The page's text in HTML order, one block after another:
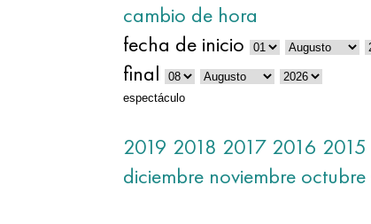
cambio de hora
fecha de inicio
final
espectáculo
2019 2018 2017 2016 2015
diciembre noviembre octubre